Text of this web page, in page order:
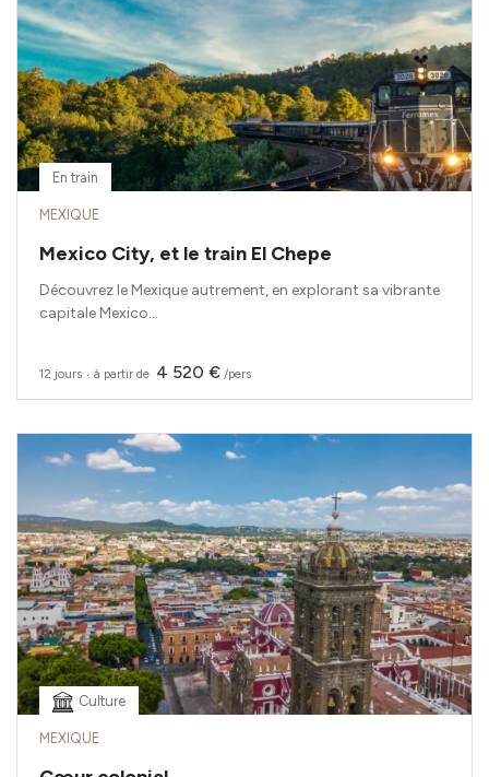
En train
MEXIQUE
Mexico City, et le train El Chepe
Découvrez le Mexique autrement, en explorant sa vibrante
capitale Mexico...
12 jours ‧ à partir de 4 520 € /pers
Culture
MEXIQUE